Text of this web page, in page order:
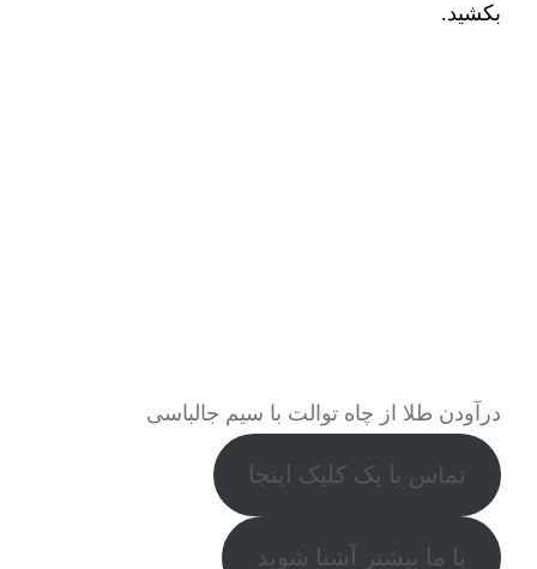
بکشید.
درآودن طلا از چاه توالت با سیم جالباسی
تماس با یک کلیک اینجا
با ما بیشتر آشنا شوید